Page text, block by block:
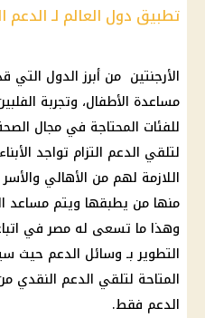
تطبيق دول العالم لـ الدعم
الأرجنتين من أبرز الدول
مساعدة الأطفال، وتجربة
للفئات المحتاجة في مجال
لتلقي الدعم التزام تواجد
اللازمة لهم من الأهالي
منها من يطبقها ويتم مساعد
وهذا ما تسعى له مصر في
التطوير بـ وسائل الدعم حيث
المتاحة لتلقي الدعم
الدعم فقط.